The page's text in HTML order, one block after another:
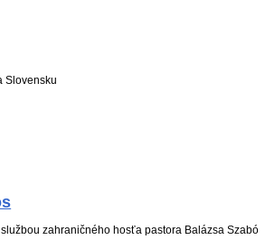
Slovensku
zahraničného hosťa pastora Balázsa Szabó